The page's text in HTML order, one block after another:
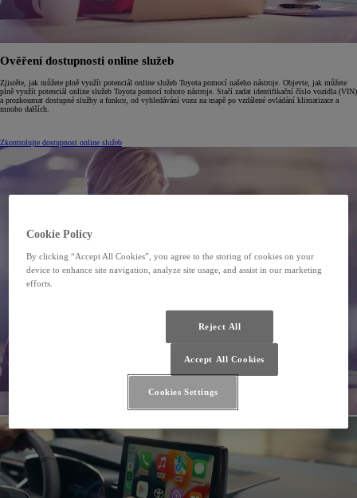
Ověření dostupnosti online služeb
Zjistěte, jak můžete plně využít potenciál online služeb Toyota pomocí našeho nástroje. Objevte, jak můžete
plně využít potenciál online služeb Toyota pomocí tohoto nástroje. Stačí zadat identifikační číslo vozidla (VIN)
a prozkoumat dostupné služby a funkce, od vyhledávání vozu na mapě po vzdálené ovládání klimatizace a
mnoho dalších.
Zkontrolujte dostupnost online služeb
Cookie Policy
By clicking “Accept All Cookies”, you agree to the storing of cookies on your
device to enhance site navigation, analyze site usage, and assist in our marketing
efforts.
Reject All
Accept All Cookies
Cookies Settings